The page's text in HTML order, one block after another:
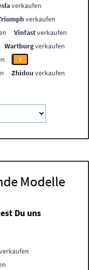
verkaufen
verkaufen
Vinfastverkaufen
Wartburgverkaufen
X
Zhidou verkaufen
Modelle
Du uns